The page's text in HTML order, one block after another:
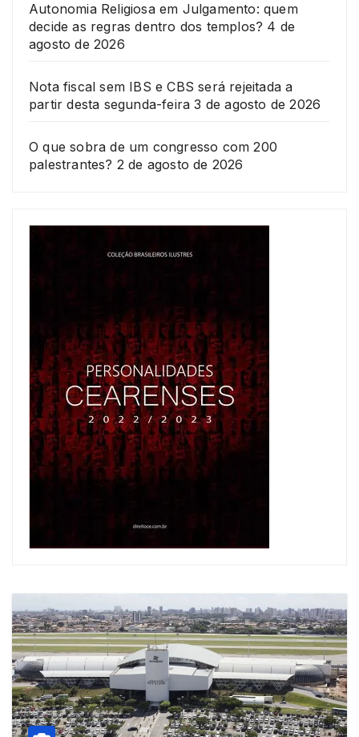
Autonomia Religiosa em Julgamento: quem
decide as regras dentro dos templos? 4 de
agosto de 2026
Nota fiscal sem IBS e CBS será rejeitada a
partir desta segunda-feira 3 de agosto de 2026
O que sobra de um congresso com 200
palestrantes? 2 de agosto de 2026